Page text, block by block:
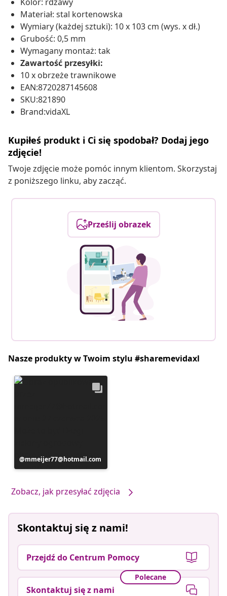
Materiał: stal kortenowska
Wymiary (każdej sztuki): 10 x 103 cm (wys. x dł.)
Grubość: 0,5 mm
Wymagany montaż: tak
Zawartość przesyłki:
10 x obrzeże trawnikowe
EAN:8720287145608
SKU:821890
Brand:vidaXL
Kupiłeś produkt i Ci się spodobał? Dodaj jego
zdjęcie!
Twoje zdjęcie może pomóc innym klientom. Skorzystaj
z poniższego linku, aby zacząć.
Prześlij obrazek
Nasze produkty w Twoim stylu #sharemevidaxl
Post
opublikowany
mmeijer77@hotmail.com
Zobacz, jak przesyłać zdjęcia
Skontaktuj się z nami!
Przejdź do Centrum Pomocy
Polecane
Skontaktuj się z nami